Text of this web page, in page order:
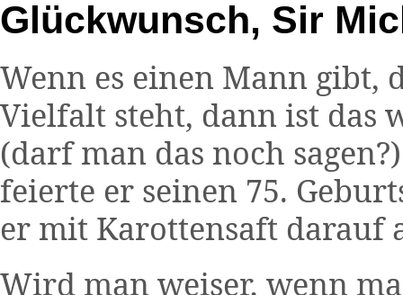
Glückwunsch, Sir
Wenn es einen Mann gibt,
Vielfalt steht, dann ist das
(darf man das noch
feierte er seinen 75.
er mit Karottensaft darauf
Wird man weiser, wenn